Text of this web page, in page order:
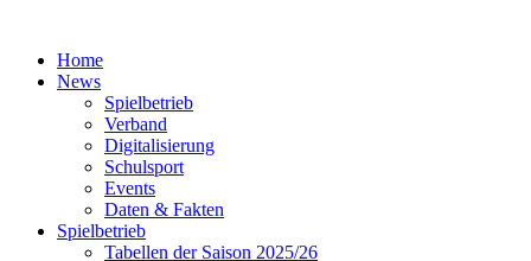
Home
News
Spielbetrieb
Verband
Digitalisierung
Schulsport
Events
Daten & Fakten
Spielbetrieb
Tabellen der Saison 2025/26